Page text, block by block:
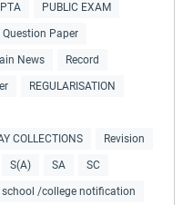
PTA PUBLIC EXAM
Question Paper
News Record
REGULARISATION
COLLECTIONS Revision
S(A) SA SC
school /college notification